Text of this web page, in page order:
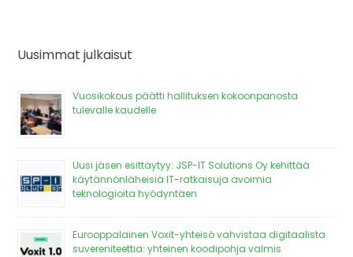
Uusimmat julkaisut
Vuosikokous päätti hallituksen kokoonpanosta
tulevalle kaudelle
Uusi jäsen esittäytyy: JSP-IT Solutions Oy kehittää
käytännönläheisiä IT-ratkaisuja avoimia
teknologioita hyödyntäen
Eurooppalainen Voxit-yhteisö vahvistaa digitaalista
suvereniteettia: yhteinen koodipohja valmis